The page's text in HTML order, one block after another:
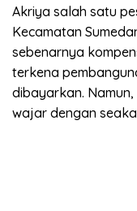
Akriya salah satu
Kecamatan
sebenarnya
terkena
dibayarkan.
wajar dengan